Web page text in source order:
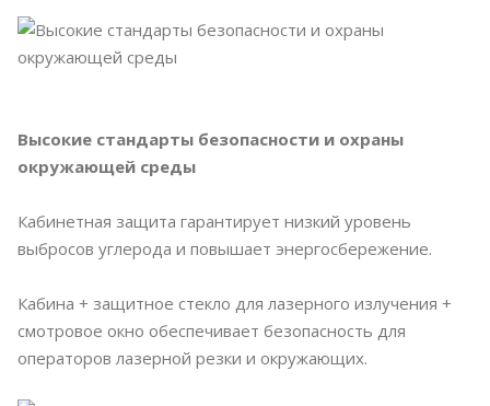
Высокие стандарты безопасности и охраны
окружающей среды
Кабинетная защита гарантирует низкий уровень
выбросов углерода и повышает энергосбережение.
Кабина + защитное стекло для лазерного излучения +
смотровое окно обеспечивает безопасность для
операторов лазерной резки и окружающих.